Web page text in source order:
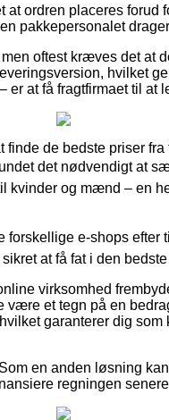
ordren placeres forud
pakkepersonalet
oftest kræves det at
hvilket
at få fragtfirmaet til at
de bedste priser
det nødvendigt at
kvinder og mænd – en
e-shops efter
at få fat i den
virksomhed
være et tegn på en
garanterer dig
en anden løsning
regningen